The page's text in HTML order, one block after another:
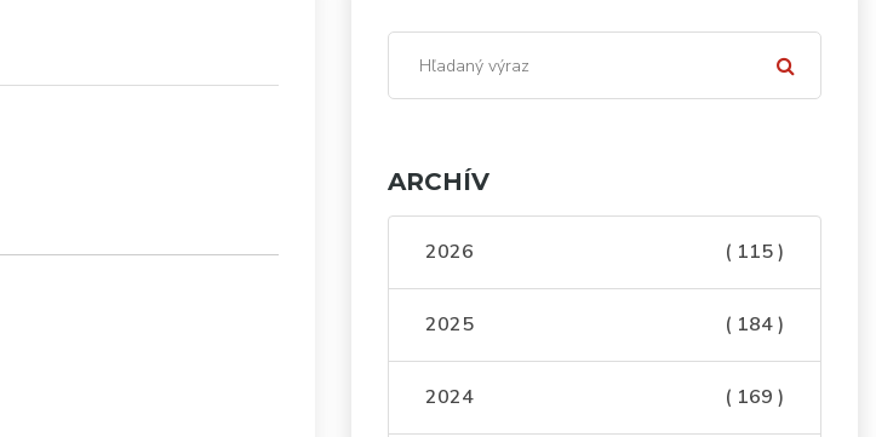
ARCHÍV
2026 ( 115 )
2025 ( 184 )
2024 ( 169 )